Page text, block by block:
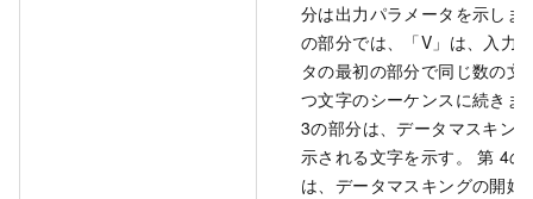
分は出力パラメータを示しま
の部分では、「V」は、入力
タの最初の部分で同じ数の文
つ文字のシーケンスに続きま
3の部分は、データマスキン
示される文字を示す。 第 4の
は、データマスキングの開始